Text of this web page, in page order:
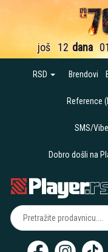
još 12 dana
RSD Brendovi
Reference
SMS/
Dobro došli na